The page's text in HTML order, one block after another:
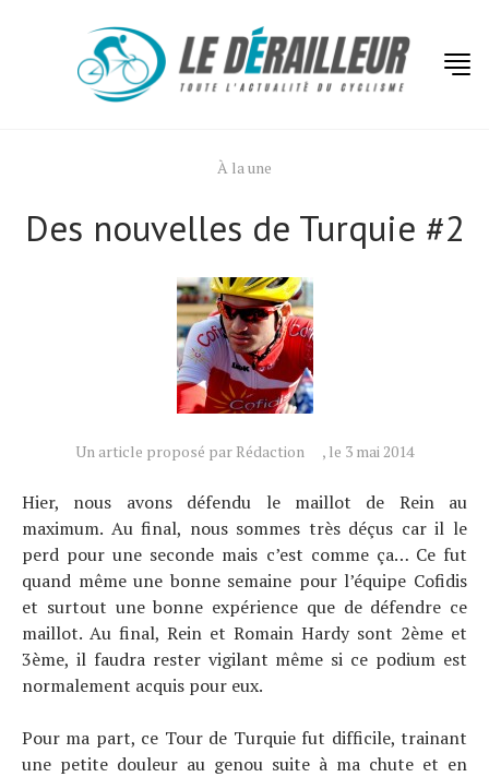
À la une
Des nouvelles de Turquie #2
Un article proposé par Rédaction , le 3 mai 2014
Hier, nous avons défendu le maillot de Rein au
maximum. Au final, nous sommes très déçus car il le
perd pour une seconde mais c’est comme ça… Ce fut
quand même une bonne semaine pour l’équipe Cofidis
et surtout une bonne expérience que de défendre ce
maillot. Au final, Rein et Romain Hardy sont 2ème et
3ème, il faudra rester vigilant même si ce podium est
normalement acquis pour eux.
Pour ma part, ce Tour de Turquie fut difficile, trainant
une petite douleur au genou suite à ma chute et en
À propos